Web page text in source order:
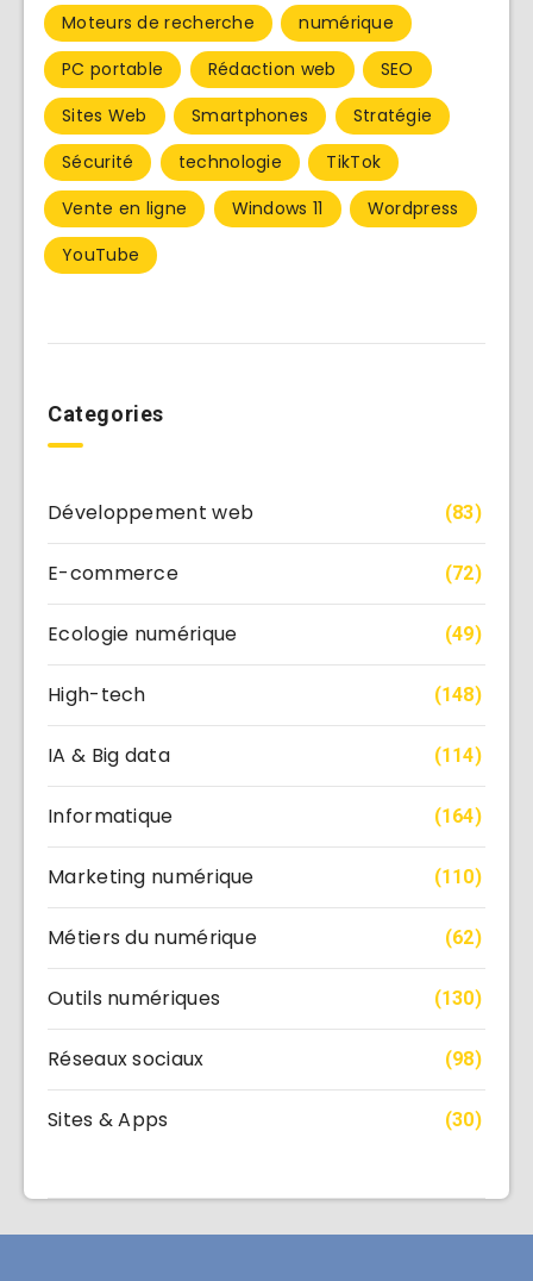
Moteurs de recherche
numérique
PC portable
Rédaction web
SEO
Sites Web
Smartphones
Stratégie
Sécurité
technologie
TikTok
Vente en ligne
Windows 11
Wordpress
YouTube
Categories
Développement web (83)
E-commerce (72)
Ecologie numérique (49)
High-tech (148)
IA & Big data (114)
Informatique (164)
Marketing numérique (110)
Métiers du numérique (62)
Outils numériques (130)
Réseaux sociaux (98)
Sites & Apps (30)